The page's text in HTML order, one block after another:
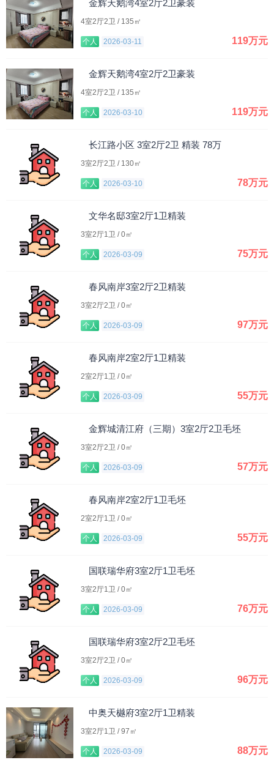
金辉天鹅湾4室2厅2卫豪装
4室2厅2卫 / 135㎡
个人 2026-03-11 119万元
金辉天鹅湾4室2厅2卫豪装
4室2厅2卫 / 135㎡
个人 2026-03-10 119万元
长江路小区 3室2厅2卫 精装 78万
3室2厅2卫 / 130㎡
个人 2026-03-10 78万元
文华名邸3室2厅1卫精装
3室2厅1卫 / 0㎡
个人 2026-03-09 75万元
春风南岸3室2厅2卫精装
3室2厅2卫 / 0㎡
个人 2026-03-09 97万元
春风南岸2室2厅1卫精装
2室2厅1卫 / 0㎡
个人 2026-03-09 55万元
金辉城清江府（三期）3室2厅2卫毛坯
3室2厅2卫 / 0㎡
个人 2026-03-09 57万元
春风南岸2室2厅1卫毛坯
2室2厅1卫 / 0㎡
个人 2026-03-09 55万元
国联瑞华府3室2厅1卫毛坯
3室2厅1卫 / 0㎡
个人 2026-03-09 76万元
国联瑞华府3室2厅2卫毛坯
3室2厅2卫 / 0㎡
个人 2026-03-09 96万元
中奥天樾府3室2厅1卫精装
3室2厅1卫 / 97㎡
个人 2026-03-09 88万元